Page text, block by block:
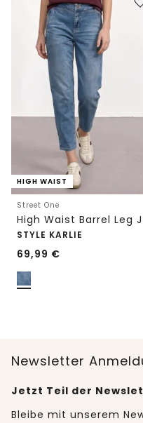
HIGH WAIST
Street One
High
STYLE KARLIE
69,99 €
Newsletter
Jetzt Teil der
Bleibe mit unserem